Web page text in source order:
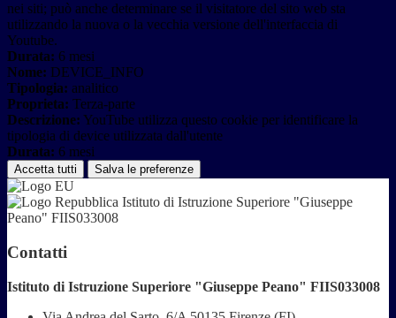
nei siti; può anche determinare se il visitatore del sito web sta
utilizzando la nuova o la vecchia versione dell'interfaccia di
Youtube.
Durata: 6 mesi
Nome: DEVICE_INFO
Tipologia: analitico
Proprieta: Terza-parte
Descrizione: YouTube utilizza questo cookie per identificare la
tipologia di device utilizzata dall'utente
Durata: 6 mesi
Accetta tutti Salva le preferenze
Istituto di Istruzione Superiore "Giuseppe
Peano" FIIS033008
Contatti
Istituto di Istruzione Superiore "Giuseppe Peano" FIIS033008